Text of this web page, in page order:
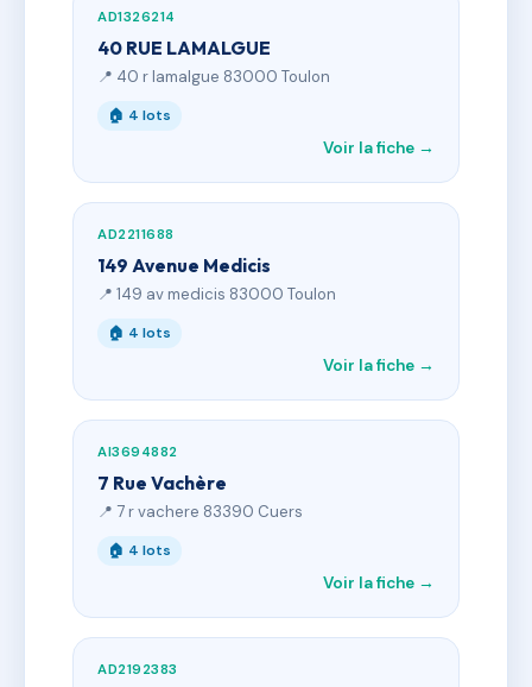
AD1326214
40 RUE LAMALGUE
📍 40 r lamalgue 83000 Toulon
🏠 4 lots
Voir la fiche →
AD2211688
149 Avenue Medicis
📍 149 av medicis 83000 Toulon
🏠 4 lots
Voir la fiche →
AI3694882
7 Rue Vachère
📍 7 r vachere 83390 Cuers
🏠 4 lots
Voir la fiche →
AD2192383